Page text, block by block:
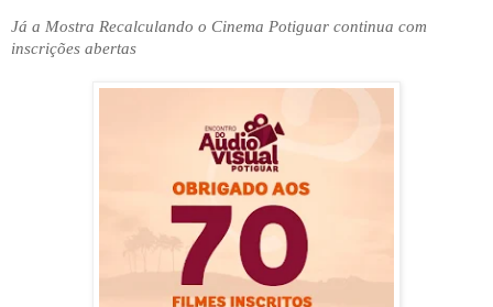
Já a Mostra Recalculando o Cinema Potiguar continua com
inscrições abertas